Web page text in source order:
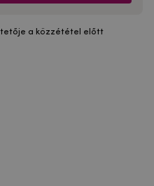
a közzététel előtt